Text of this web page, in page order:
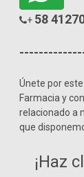
+ 58
Únete por
Farmacia y
relacionado a
que
¡Haz